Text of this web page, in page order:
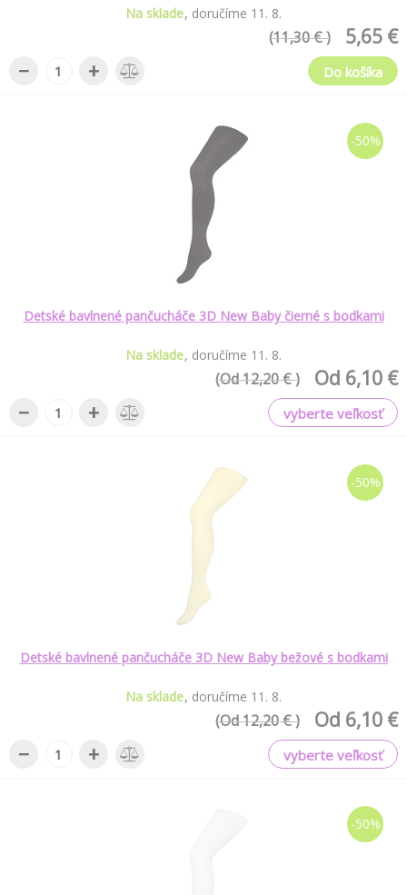
Na sklade doručíme 11 . 8.
5,65 €
(11,30 € )
− + Do košíka
-50%
Detské bavlnené pančucháče 3D New Baby čierné s bodkami
Na sklade doručíme 11 . 8.
Od 6,10 €
(Od 12,20 € )
− + vyberte veľkosť
-50%
Detské bavlnené pančucháče 3D New Baby bežové s bodkami
Na sklade doručíme 11 . 8.
Od 6,10 €
(Od 12,20 € )
− + vyberte veľkosť
-50%